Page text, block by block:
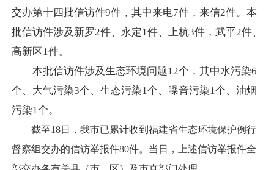
交办第十四批信访件9件，其中来电7件， 来信2件。本
批信访件涉及 新罗2件、永定1件、上杭3件，武平2件、
高新区1件。
本批信访件涉及生态环境问题12个，其中水污染6
个、 大气污染3个、生态污染1个、噪音污染1个、油烟
污染1个。
截至18日，我市已累计收到福建省生态环境保护例行
督察组交办的信访举报件80件。当日，上述信访举报件全